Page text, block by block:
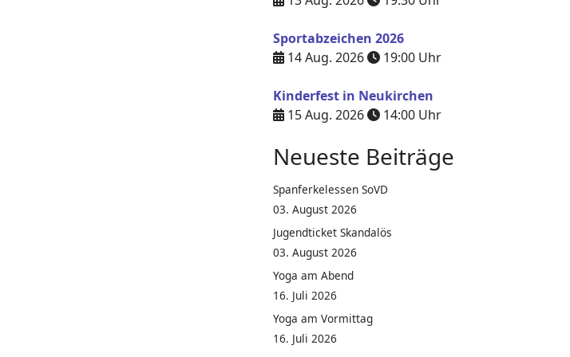
Sportabzeichen 2026
14 Aug. 2026
19:00 Uhr
Kinderfest in Neukirchen
15 Aug. 2026
14:00 Uhr
Neueste Beiträge
Spanferkelessen SoVD
03. August 2026
Jugendticket Skandalös
03. August 2026
Yoga am Abend
16. Juli 2026
Yoga am Vormittag
16. Juli 2026